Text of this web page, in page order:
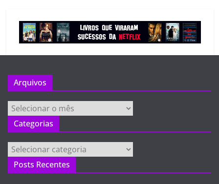
Arquivos
Arquivos
Categorias
Categorias
Posts Recentes